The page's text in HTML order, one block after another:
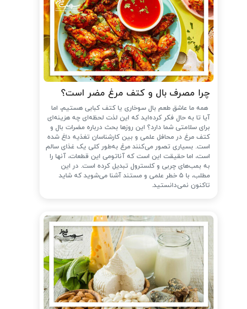
چرا مصرف بال و کتف مرغ مضر است؟
همه ما عاشق طعم بال سوخاری یا کتف کبابی هستیم، اما
آیا تا به حال فکر کرده‌اید که این لذت لحظه‌ای چه هزینه‌ای
برای سلامتی شما دارد؟ این روزها بحث درباره مضرات بال و
کتف مرغ در محافل علمی و بین کارشناسان تغذیه داغ شده
است. بسیاری تصور می‌کنند مرغ به‌طور کلی یک غذای سالم
است، اما حقیقت این است که آناتومی این قطعات، آنها را
به بمب‌های چربی و کلسترول تبدیل کرده است. در این
مطلب، با ۵ خطر علمی و مستند آشنا می‌شوید که شاید
تاکنون نمی‌دانستید.